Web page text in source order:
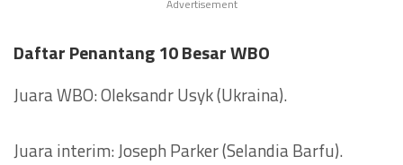
Advertisement
Daftar Penantang 10 Besar WBO
Juara WBO: Oleksandr Usyk (Ukraina).
Juara interim: Joseph Parker (Selandia Barfu).